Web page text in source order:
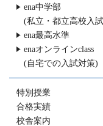
ena中学部
(私立・都立高校入
ena最高水準
enaオンラインclass
(自宅での入試対策)
特別授業
合格実績
校舎案内